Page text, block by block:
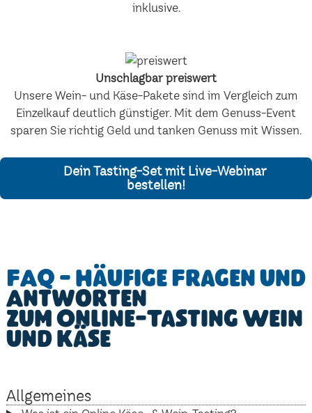
inklusive.
Unschlagbar preiswert
Unsere Wein- und Käse-Pakete sind im Vergleich zum
Einzelkauf deutlich günstiger. Mit dem Genuss-Event
sparen Sie richtig Geld und tanken Genuss mit Wissen.
Dein Tasting-Set mit Live-Webinar
bestellen!
FAQ - Häufige Fragen und
Antworten
zum Online-Tasting Wein
und Käse
Allgemeines